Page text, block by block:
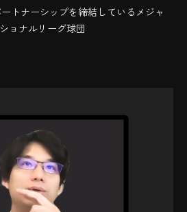
トナーシップを締結しているメジャ
ョナルリーグ球団